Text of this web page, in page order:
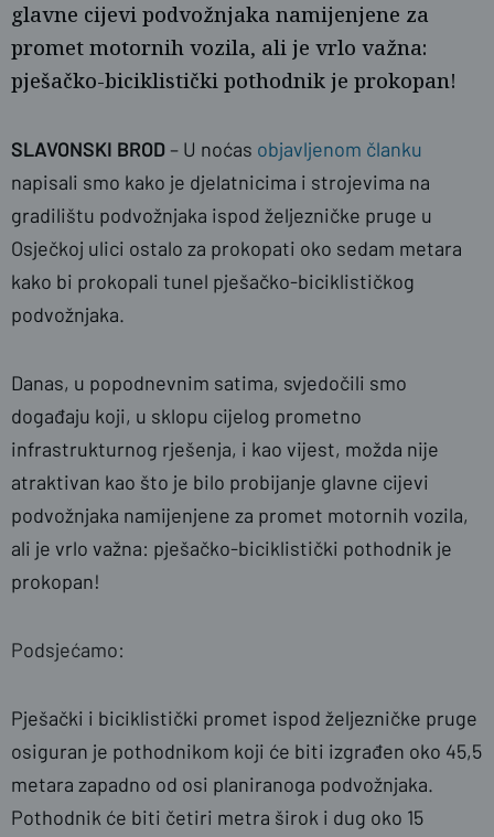
naslovnica
glavne cijevi podvožnjaka namijenjene za
promet motornih vozila, ali je vrlo važna:
pješačko-biciklistički pothodnik je prokopan!
SLAVONSKI BROD – U noćas objavljenom članku
napisali smo kako je djelatnicima i strojevima na
gradilištu podvožnjaka ispod željezničke pruge u
Osječkoj ulici ostalo za prokopati oko sedam metara
kako bi prokopali tunel pješačko-biciklističkog
podvožnjaka.
Danas, u popodnevnim satima, svjedočili smo
događaju koji, u sklopu cijelog prometno
infrastrukturnog rješenja, i kao vijest, možda nije
atraktivan kao što je bilo probijanje glavne cijevi
podvožnjaka namijenjene za promet motornih vozila,
ali je vrlo važna: pješačko-biciklistički pothodnik je
prokopan!
Podsjećamo:
Pješački i biciklistički promet ispod željezničke pruge
osiguran je pothodnikom koji će biti izgrađen oko 45,5
metara zapadno od osi planiranoga podvožnjaka.
Pothodnik će biti četiri metra širok i dug oko 15